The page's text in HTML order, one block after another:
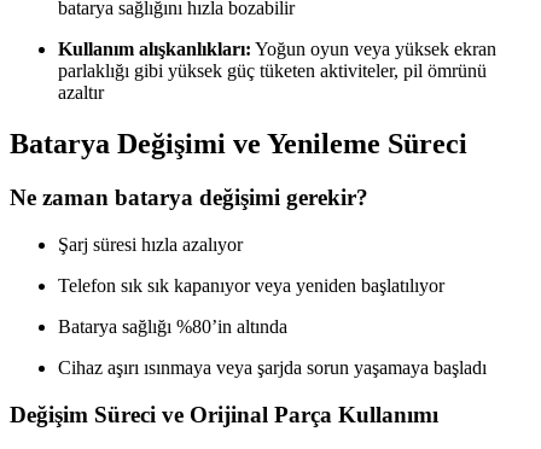
batarya sağlığını hızla bozabilir
Kullanım alışkanlıkları: Yoğun oyun veya yüksek ekran
parlaklığı gibi yüksek güç tüketen aktiviteler, pil ömrünü
azaltır
Batarya Değişimi ve Yenileme Süreci
Ne zaman batarya değişimi gerekir?
Şarj süresi hızla azalıyor
Telefon sık sık kapanıyor veya yeniden başlatılıyor
Batarya sağlığı %80’in altında
Cihaz aşırı ısınmaya veya şarjda sorun yaşamaya başladı
Değişim Süreci ve Orijinal Parça Kullanımı